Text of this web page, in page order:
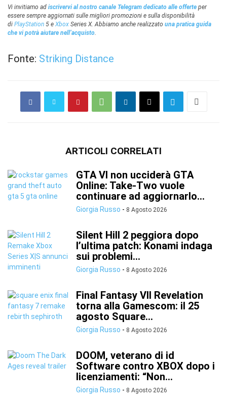
Vi invitiamo ad iscrivervi al nostro canale Telegram dedicato alle offerte per
essere sempre aggiornati sulle migliori promozioni e sulla disponibilità
di PlayStation 5 e Xbox Series X. Abbiamo anche realizzato una pratica guida
che vi potrà aiutare nell’acquisto.
Fonte: Striking Distance
ARTICOLI CORRELATI
GTA VI non ucciderà GTA
Online: Take-Two vuole
continuare ad aggiornarlo...
Giorgia Russo - 8 Agosto 2026
Silent Hill 2 peggiora dopo
l’ultima patch: Konami indaga
sui problemi...
Giorgia Russo - 8 Agosto 2026
Final Fantasy VII Revelation
torna alla Gamescom: il 25
agosto Square...
Giorgia Russo - 8 Agosto 2026
DOOM, veterano di id
Software contro XBOX dopo i
licenziamenti: “Non...
Giorgia Russo - 8 Agosto 2026